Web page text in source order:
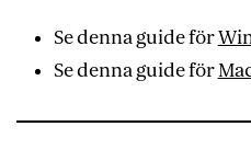
Se denna guide för
Se denna guide för